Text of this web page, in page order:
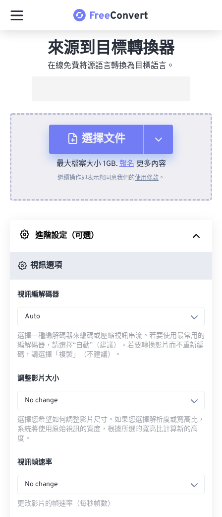
來源到目標轉換器
在線免費將源語言轉換為目標語言。
選擇文件
來自裝置
來自 Google 雲端硬碟
最大檔案大小 1GB.報名更多內容
繼續操作即表示您同意我們的使用條款 。
進階設定（可選）
視訊選項
視訊編解碼器
Auto
選擇一種編解碼器來編碼或壓縮視訊串流。若要使用最常用的
編解碼器，請選擇“自動”（建議）。若要轉換影片而不重新編
碼，請選擇「複製」（不建議）。
調整影片大小
No change
選擇您希望如何調整影片尺寸。如果您選擇解析度或寬高比，
系統將使用原始視訊的寬度，根據所選的寬高比計算新的高
度。
視訊幀速率
No change
更改影片的幀速率（每秒幀數）